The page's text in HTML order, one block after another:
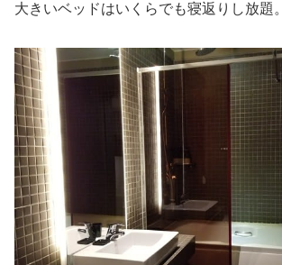
大きいベッドはいくらでも寝返りし放題。